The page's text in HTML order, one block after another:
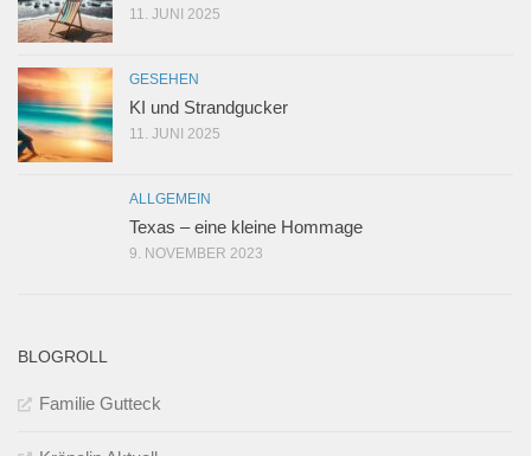
11. JUNI 2025
GESEHEN
KI und Strandgucker
11. JUNI 2025
ALLGEMEIN
Texas – eine kleine Hommage
9. NOVEMBER 2023
BLOGROLL
Familie Gutteck